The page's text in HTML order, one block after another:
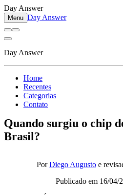
Day Answer
Menu Day Answer
Day Answer
Home
Recentes
Categorias
Contato
Quando surgiu o chip
Brasil?
PorDiego Augustoe
Publicado em 16/04/